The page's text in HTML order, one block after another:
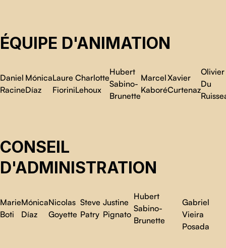
ÉQUIPE D'ANIMATION
Daniel
Racine
Mónica
Díaz
Laure
Fiorini
Charlotte
Lehoux
Hubert
Sabino-
Brunette
Marcel
Kaboré
Xavier
Curtenaz
Olivier
Du
CONSEIL
D'ADMINISTRATION
Marie
Boti
Mónica
Díaz
Nicolas
Goyette
Steve
Patry
Justine
Pignato
Hubert
Sabino-
Brunette
Gabriel
Vieira
Posada